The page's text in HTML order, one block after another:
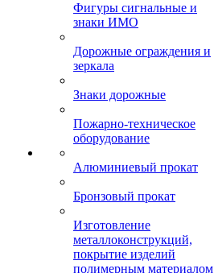
Фигуры сигнальные и
знаки ИМО
Дорожные ограждения и
зеркала
Знаки дорожные
Пожарно-техническое
оборудование
Алюминиевый прокат
Бронзовый прокат
Изготовление
металлоконструкций,
покрытие изделий
полимерным материалом